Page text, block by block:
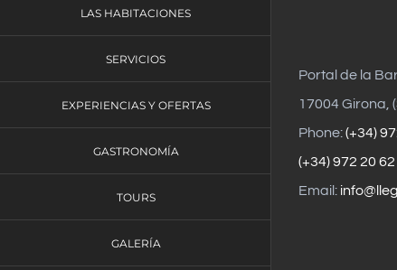
LAS HABITACIONES
SERVICIOS
EXPERIENCIAS Y OFERTAS
GASTRONOMÍA
TOURS
GALERÍA
Portal de la
17004 Girona,
Phone:(+34)
(+34) 972 20 62
Email: